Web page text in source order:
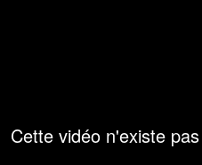
Cette vidéo n'existe